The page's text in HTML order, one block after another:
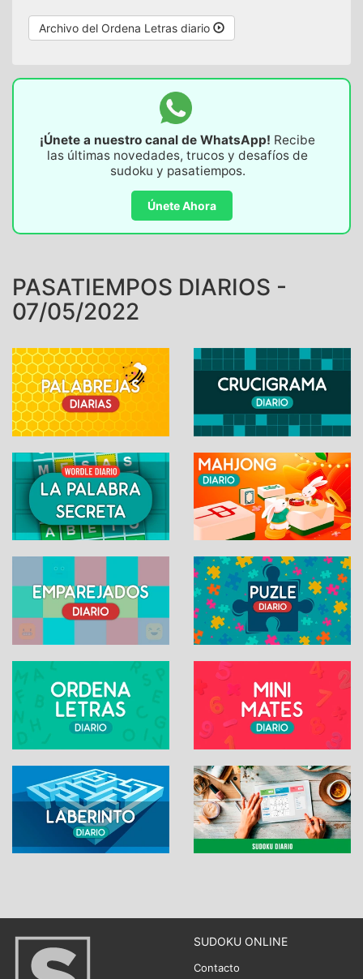
Archivo del Ordena Letras diario
¡Únete a nuestro canal de WhatsApp! Recibe
las últimas novedades, trucos y desafíos de
sudoku y pasatiempos.
Únete Ahora
PASATIEMPOS DIARIOS -
07/05/2022
SUDOKU ONLINE
Contacto